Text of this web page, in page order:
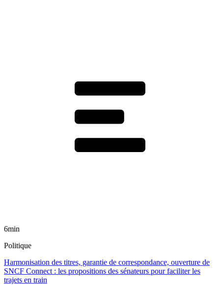
6min
Politique
Harmonisation des titres, garantie de correspondance, ouverture de
SNCF Connect : les propositions des sénateurs pour faciliter les
trajets en train